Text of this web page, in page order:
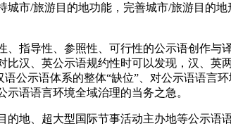
市/旅游目的地功能，完善城市/旅游目的
指导性、参照性、可行性的公示语创作与
汉、英公示语规约性时可以发现，汉、
公示语体系的整体“缺位”、对公示语语言
语语言环境全域治理的当务之急。
地、超大型国际节事活动主办地等公示